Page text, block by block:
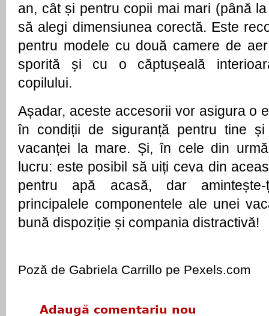
an, cât și pentru copii mai mari (până
să alegi dimensiunea corectă. Este
pentru modele cu două camere de
sporită și cu o căptușeală
copilului.
Așadar, aceste accesorii vor asigura o
în condiții de siguranță pentru tine
vacanței la mare. Și, în cele din
lucru: este posibil să uiți ceva din
pentru apă acasă, dar
principalele componentele ale unei
bună dispoziție și compania distractivă!
Poză de Gabriela Carrillo pe Pexels.com
Adaugă comentariu nou